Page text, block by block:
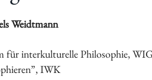
Weidtmann
für interkulturelle Philosophie,
IWK